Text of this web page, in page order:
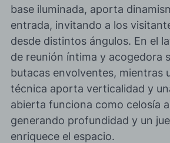
base iluminada, aporta
entrada, invitando a los
desde distintos ángulos. En el
de reunión íntima y acogedora
butacas envolventes, mientras
técnica aporta verticalidad y
abierta funciona como celosía
generando profundidad y un
enriquece el espacio.